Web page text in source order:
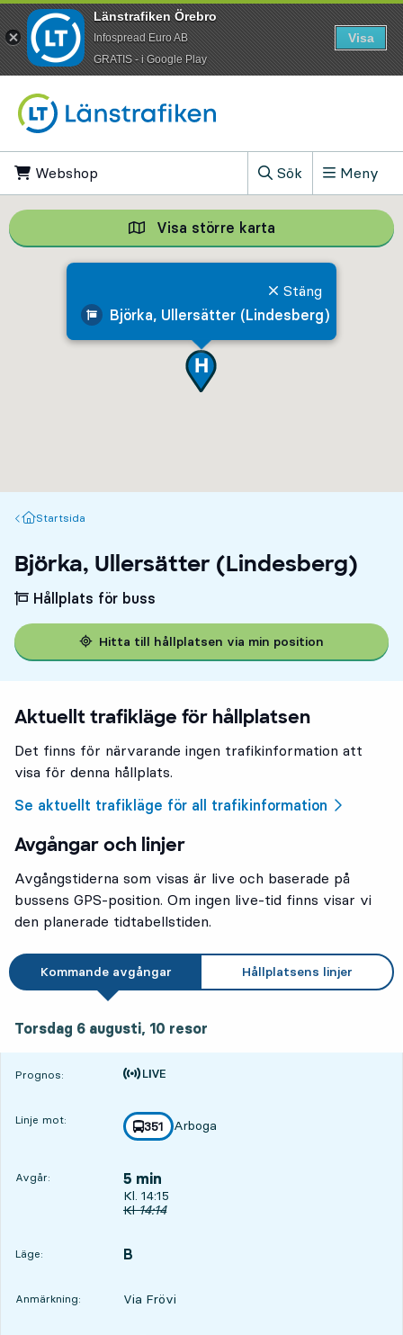
Webshop
Sök
, Visa sökfältet
Meny
Björka, Ullersätter (Lindesberg)
Stäng
Visa större karta Visa större
Startsida
Startsida
Björka, Ullersätter (Lindesberg)
Hållplats för buss
Hitta till hållplatsen via min position
Aktuellt trafikläge för hållplatsen
Det finns för närvarande ingen trafikinformation att
visa för denna hållplats.
Se aktuellt trafikläge för all trafikinformation
Avgångar och linjer
Avgångstiderna som visas är live och baserade på
bussens GPS-position. Om ingen live-tid finns visar vi
den planerade tidtabellstiden.
Kommande avgångar Hållplatsens linjer
Torsdag 6 augusti, 10 resor
Prognos:
Tiden är prognos
Linje mot: linje
351
mot
Arboga
,
Avgår: 5 min
Avgår, Kl. 14:15, om 5 min
Kl. 14:15
Ursprunglig avgångstid
Kl14:14
Läge:
LÄGE, B
,
Anmärkning: Via Frövi
Länstrafiken Örebro
Infospread Euro AB
​GRATIS - i Google Play
Visa